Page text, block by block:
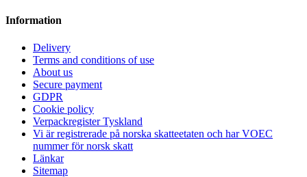
Information
Delivery
Terms and conditions of use
About us
Secure payment
GDPR
Cookie policy
Verpackregister Tyskland
Vi är registrerade på norska skatteetaten och har VOEC
nummer för norsk skatt
Länkar
Sitemap